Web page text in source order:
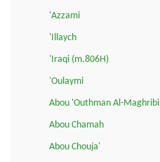
'Azzami
'Illaych
'Iraqi (m.806H)
'Oulaymi
Abou 'Outhman Al-Maghribi
Abou Chamah
Abou Chouja'